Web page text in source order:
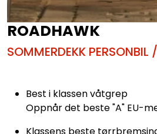
ROADHAWK
SOMMERDEKK
Best i klassen våtgrep
Oppnår det beste "A" EU-
Klassens beste